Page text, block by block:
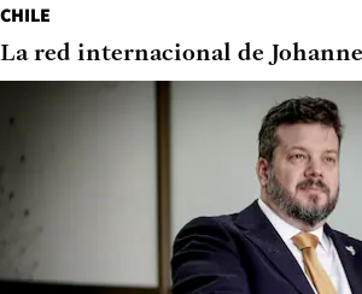
CHILE
La red internacional de